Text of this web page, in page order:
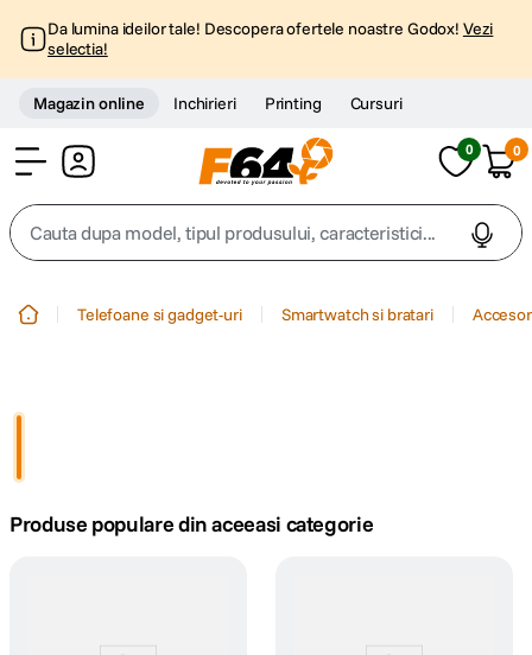
Da lumina ideilor tale! Descopera ofertele noastre Godox! Vezi
selectia!
Magazin online Inchirieri Printing Cursuri
0 0
Cauta dupa model, tipul produsului, caracteristici...
4. peak design
Telefoane si gadget-uri Smartwatch si bratari
Produse populare din aceeasi categorie